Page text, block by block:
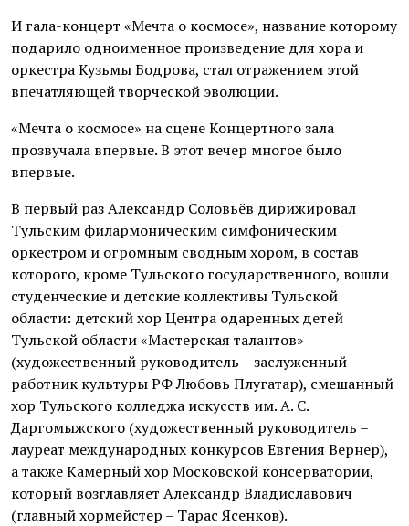
И гала-концерт «Мечта о космосе», название которому
подарило одноименное произведение для хора и
оркестра Кузьмы Бодрова, стал отражением этой
впечатляющей творческой эволюции.
«Мечта о космосе» на сцене Концертного зала
прозвучала впервые. В этот вечер многое было
впервые.
В первый раз Александр Соловьёв дирижировал
Тульским филармоническим симфоническим
оркестром и огромным сводным хором, в состав
которого, кроме Тульского государственного, вошли
студенческие и детские коллективы Тульской
области: детский хор Центра одаренных детей
Тульской области «Мастерская талантов»
(художественный руководитель – заслуженный
работник культуры РФ Любовь Плугатар), смешанный
хор Тульского колледжа искусств им. А. С.
Даргомыжского (художественный руководитель –
лауреат международных конкурсов Евгения Вернер),
а также Камерный хор Московской консерватории,
который возглавляет Александр Владиславович
(главный хормейстер – Тарас Ясенков).